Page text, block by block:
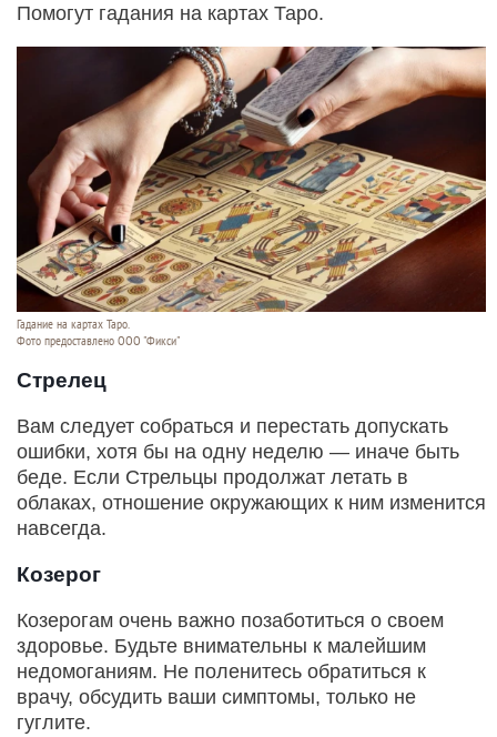
Помогут гадания на картах Таро.
Гадание на картах Таро.
Фото предоставлено ООО "Фикси"
Стрелец
Вам следует собраться и перестать допускать
ошибки, хотя бы на одну неделю — иначе быть
беде. Если Стрельцы продолжат летать в
облаках, отношение окружающих к ним изменится
навсегда.
Козерог
Козерогам очень важно позаботиться о своем
здоровье. Будьте внимательны к малейшим
недомоганиям. Не поленитесь обратиться к
врачу, обсудить ваши симптомы, только не
гуглите.